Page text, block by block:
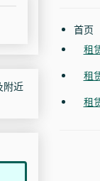
附近
首页
租
租
租